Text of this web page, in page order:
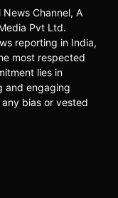
Channel, A
Pvt Ltd.
reporting in India,
most respected
lies in
and engaging
bias or vested